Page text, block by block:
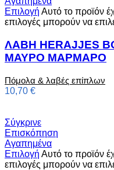
Επιλογή Αυτό το προϊόν
επιλογές μπορούν να
ΛΑΒΗ HERAJJES
ΜΑΥΡΟ ΜΑΡΜΑΡΟ
Πόμολα & λαβές επίπλων
10,70 €
Σύγκρινε
Επισκόπηση
Αγαπημένα
Επιλογή Αυτό το προϊόν
επιλογές μπορούν να